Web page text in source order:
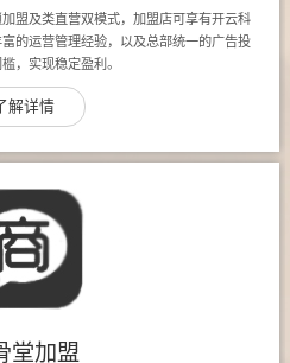
盟及类直营双模式，加盟店可享有开云科
的运营管理经验，以及总部统一的广告投
，实现稳定盈利。
解详情
堂加盟